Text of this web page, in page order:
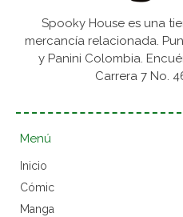
Spooky House es una
mercancía relacionada.
y Panini Colombia.
Carrera 7 No.
Menú
Inicio
Cómic
Manga